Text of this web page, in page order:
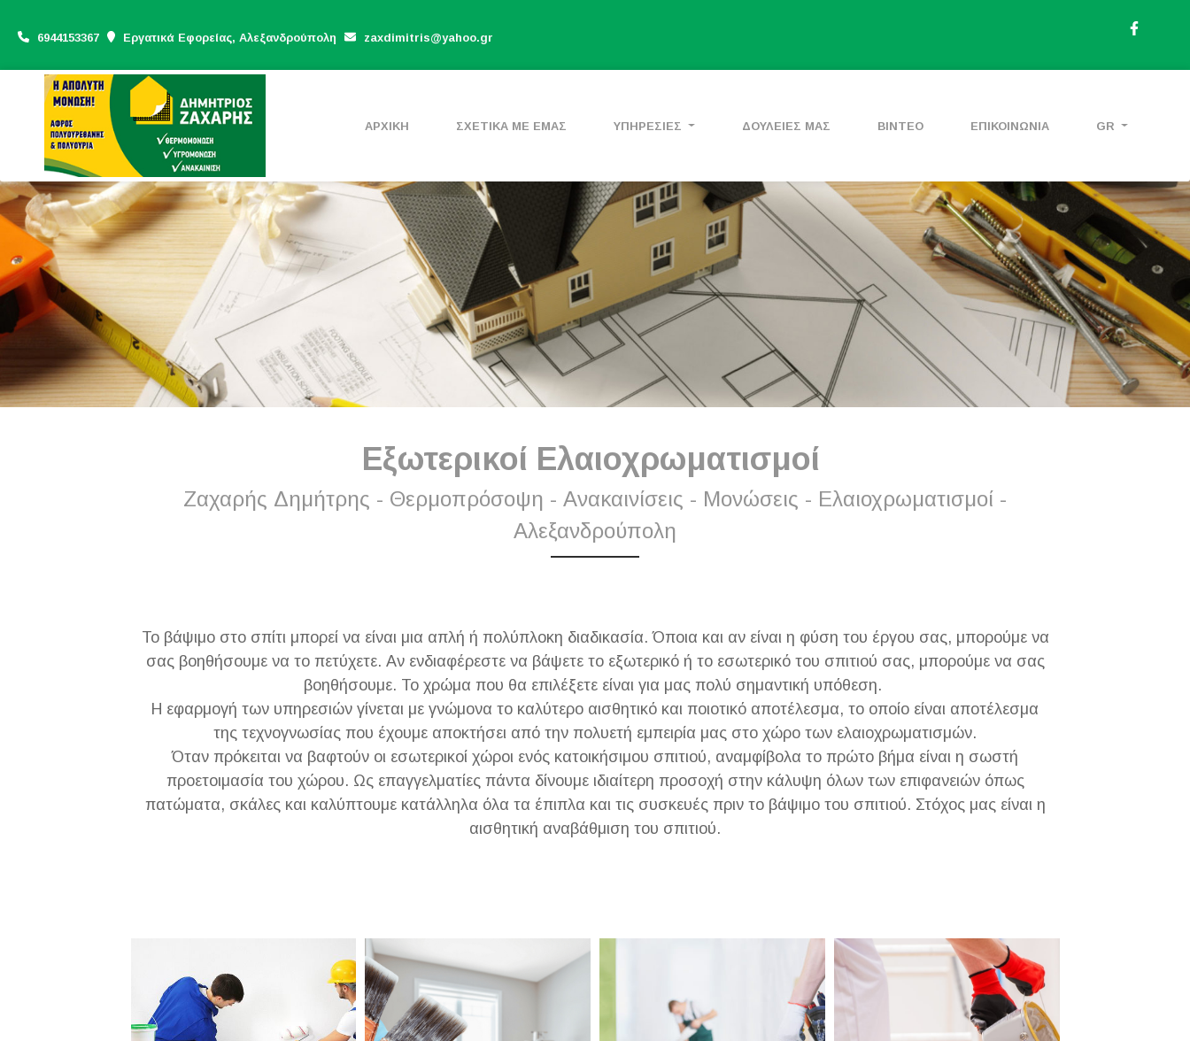
6944153367 Εργατικά Εφορείας, Αλεξανδρούπολη zaxdimitris@yahoo.gr
ΑΡΧΙΚΗ ΣΧΕΤΙΚΑ ΜΕ ΕΜΑΣ ΥΠΗΡΕΣΙΕΣ ΔΟΥΛΕΙΕΣ ΜΑΣ ΒΙΝΤΕΟ ΕΠΙΚΟΙΝΩΝΙΑ GR
Εξωτερικοί Ελαιοχρωματισμοί
Ζαχαρής Δημήτρης - Θερμοπρόσοψη - Ανακαινίσεις - Μονώσεις - Ελαιοχρωματισμοί -
Αλεξανδρούπολη
Το βάψιμο στο σπίτι μπορεί να είναι μια απλή ή πολύπλοκη διαδικασία. Όποια και αν είναι η φύση του έργου σας, μπορούμε να
σας βοηθήσουμε να το πετύχετε. Αν ενδιαφέρεστε να βάψετε το εξωτερικό ή το εσωτερικό του σπιτιού σας, μπορούμε να σας
βοηθήσουμε. Το χρώμα που θα επιλέξετε είναι για μας πολύ σημαντική υπόθεση.
Η εφαρμογή των υπηρεσιών γίνεται με γνώμονα το καλύτερο αισθητικό και ποιοτικό αποτέλεσμα, το οποίο είναι αποτέλεσμα
της τεχνογνωσίας που έχουμε αποκτήσει από την πολυετή εμπειρία μας στο χώρο των ελαιοχρωματισμών.
Όταν πρόκειται να βαφτούν οι εσωτερικοί χώροι ενός κατοικήσιμου σπιτιού, αναμφίβολα το πρώτο βήμα είναι η σωστή
προετοιμασία του χώρου. Ως επαγγελματίες πάντα δίνουμε ιδιαίτερη προσοχή στην κάλυψη όλων των επιφανειών όπως
πατώματα, σκάλες και καλύπτουμε κατάλληλα όλα τα έπιπλα και τις συσκευές πριν το βάψιμο του σπιτιού. Στόχος μας είναι η
αισθητική αναβάθμιση του σπιτιού.